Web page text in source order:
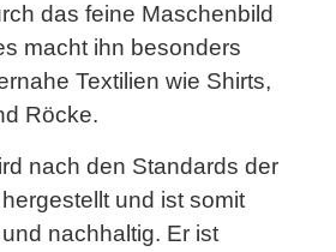
das feine Maschenbild
macht ihn besonders
Textilien wie Shirts,
Röcke.
nach den Standards der
und ist somit
nachhaltig. Er ist